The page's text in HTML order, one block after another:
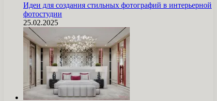
Идеи для создания стильных фотографий в интерьерной
фотостудии
25.02.2025